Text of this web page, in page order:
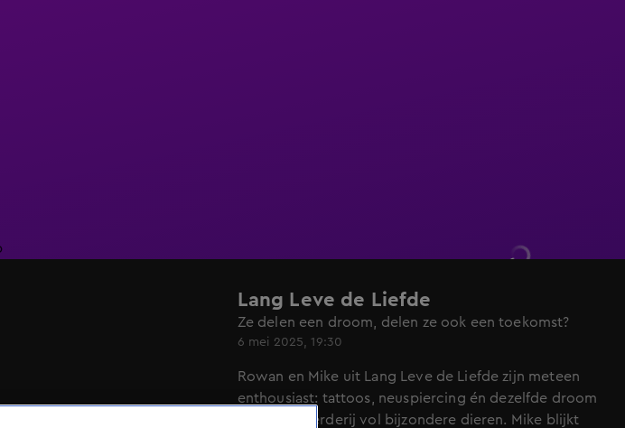
Lang Leve de Liefde
Ze delen een droom, delen ze ook een toekomst?
6 mei 2025, 19:30
Rowan en Mike uit Lang Leve de Liefde zijn meteen
enthousiast: tattoos, neuspiercing én dezelfde droom
van een boerderij vol bijzondere dieren. Mike blijkt